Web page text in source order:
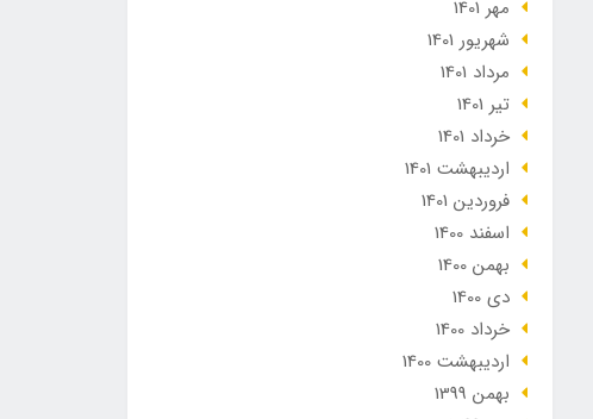
مهر 1401
شهریور 1401
مرداد 1401
تير 1401
خرداد 1401
ارديبهشت 1401
فروردین 1401
اسفند 1400
بهمن 1400
دی 1400
خرداد 1400
ارديبهشت 1400
بهمن 1399